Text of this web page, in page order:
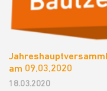
am 09.03.2020
18.03.2020